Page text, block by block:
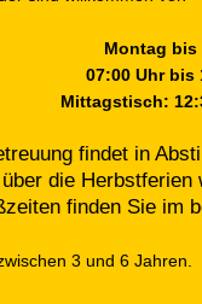
Montag bis
07:00 Uhr bis
Mittagstisch:
findet in
die Herbstferien
finden Sie im
3 und 6 Jahren.